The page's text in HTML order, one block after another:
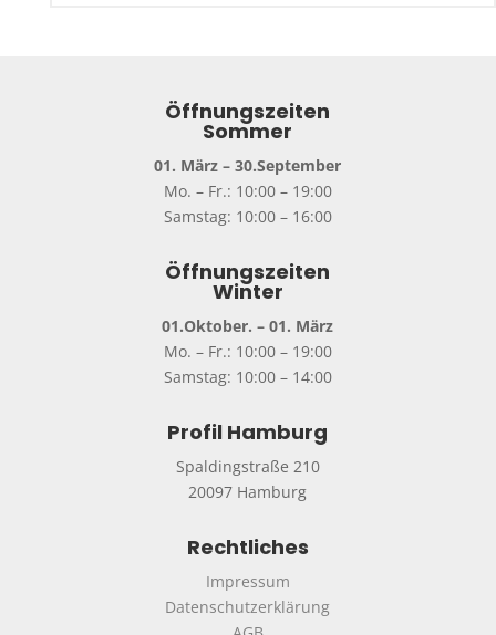
Öffnungszeiten
Sommer
01. März – 30.September
Mo. – Fr.: 10:00 – 19:00
Samstag: 10:00 – 16:00
Öffnungszeiten
Winter
01.Oktober. – 01. März
Mo. – Fr.: 10:00 – 19:00
Samstag: 10:00 – 14:00
Profil Hamburg
Spaldingstraße 210
20097 Hamburg
Rechtliches
Impressum
Datenschutzerklärung